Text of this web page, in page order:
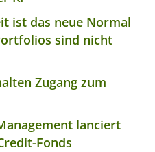
ist das neue Normal
sind nicht
Zugang zum
lanciert
Fonds